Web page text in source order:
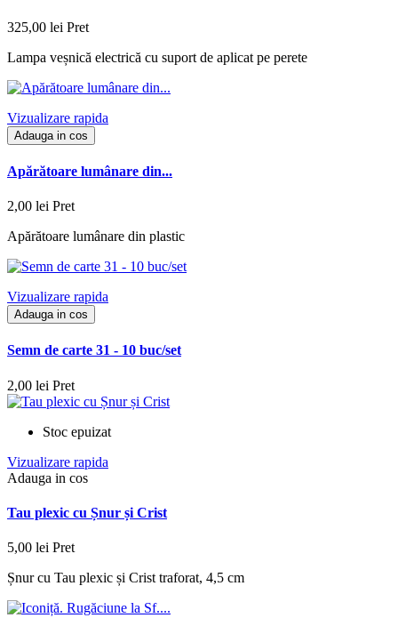
325,00 lei Pret
Lampa veșnică electrică cu suport de aplicat pe perete
Vizualizare rapida
Adauga in cos
Apărătoare lumânare din...
2,00 lei Pret
Apărătoare lumânare din plastic
Vizualizare rapida
Adauga in cos
Semn de carte 31 - 10 buc/set
2,00 lei Pret
Stoc epuizat
Vizualizare rapida
Adauga in cos
Tau plexic cu Șnur și Crist
5,00 lei Pret
Șnur cu Tau plexic și Crist traforat, 4,5 cm